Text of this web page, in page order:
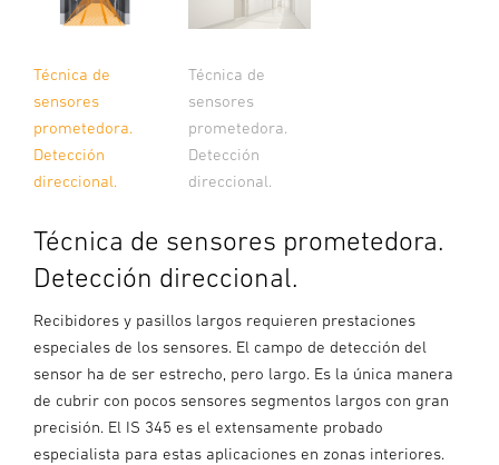
Técnica de
sensores
prometedora.
Detección
direccional.
Técnica de
sensores
prometedora.
Detección
direccional.
Técnica de sensores prometedora.
Detección direccional.
Recibidores y pasillos largos requieren prestaciones
especiales de los sensores. El campo de detección del
sensor ha de ser estrecho, pero largo. Es la única manera
de cubrir con pocos sensores segmentos largos con gran
precisión. El IS 345 es el extensamente probado
especialista para estas aplicaciones en zonas interiores.